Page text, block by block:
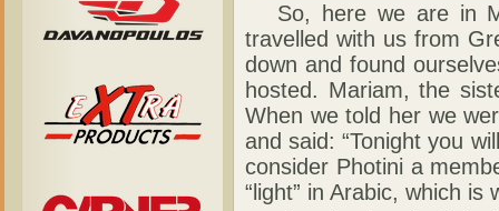
So, here we are in
travelled with us from
down and found
hosted. Mariam, the
When we told her we
and said: “Tonight you
consider Photini a
“light” in Arabic, which is